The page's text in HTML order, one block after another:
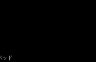
ッド